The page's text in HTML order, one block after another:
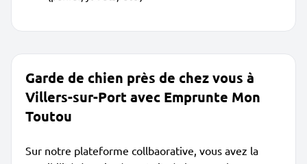
Garde de chien près de chez vous à
Villers-sur-Port avec Emprunte Mon
Toutou
Sur notre plateforme collbaorative, vous avez la